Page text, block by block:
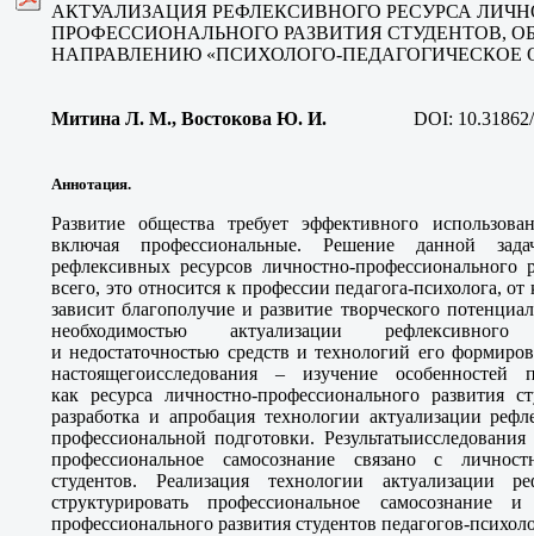
АКТУАЛИЗАЦИЯ РЕФЛЕКСИВНОГО РЕСУРСА
ПРОФЕССИОНАЛЬНОГО РАЗВИТИЯ СТУДЕНТОВ,
НАПРАВЛЕНИЮ «ПСИХОЛОГО-ПЕДАГОГИЧЕСКОЕ
Митина Л. М., Востокова Ю. И. DOI:
Аннотация.
Развитие общества требует эффективного
включая профессиональные. Решение данной
рефлексивных ресурсов личностно-
всего, это относится к профессии педагога-психолога,
зависит благополучие и развитие творческого
необходимостью актуализации рефлексивного
и недостаточностью средств и технологий его
настоящегоисследования – изучение особенностей
как ресурса личностно-профессионального развития
разработка и апробация технологии актуализации
профессиональной подготовки.
профессиональное самосознание связано с
студентов. Реализация технологии актуализации
структурировать профессиональное самосознание
профессионального развития студентов педагогов-